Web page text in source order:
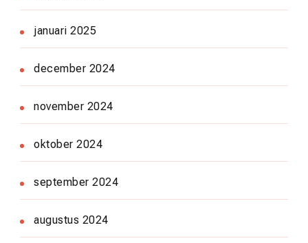
januari 2025
december 2024
november 2024
oktober 2024
september 2024
augustus 2024